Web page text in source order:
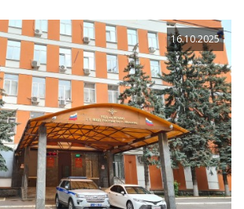
16.10.2025